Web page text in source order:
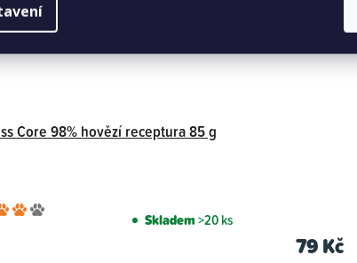
Core 98% hovězí receptura 85 g
Průměrné
Skladem>20 ks
79 Kč